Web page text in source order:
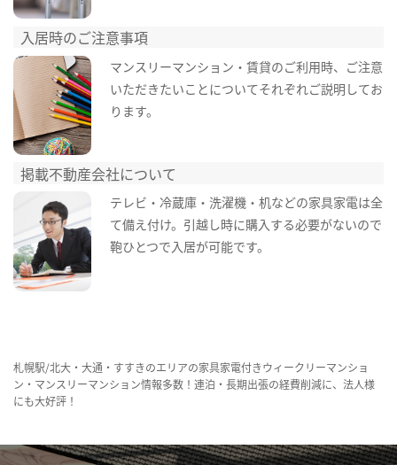
入居時のご注意事項
マンスリーマンション・賃貸のご利用時、ご注意
いただきたいことについてそれぞれご説明してお
ります。
掲載不動産会社について
テレビ・冷蔵庫・洗濯機・机などの家具家電は全
て備え付け。引越し時に購入する必要がないので
鞄ひとつで入居が可能です。
札幌駅/北大・大通・すすきのエリアの家具家電付きウィークリーマンショ
ン・マンスリーマンション情報多数！連泊・長期出張の経費削減に、法人様
にも大好評！